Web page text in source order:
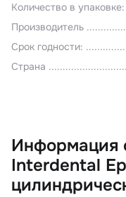
Количество в упаковке:
Производитель
Срок годности:
Страна
Информация
Interdental